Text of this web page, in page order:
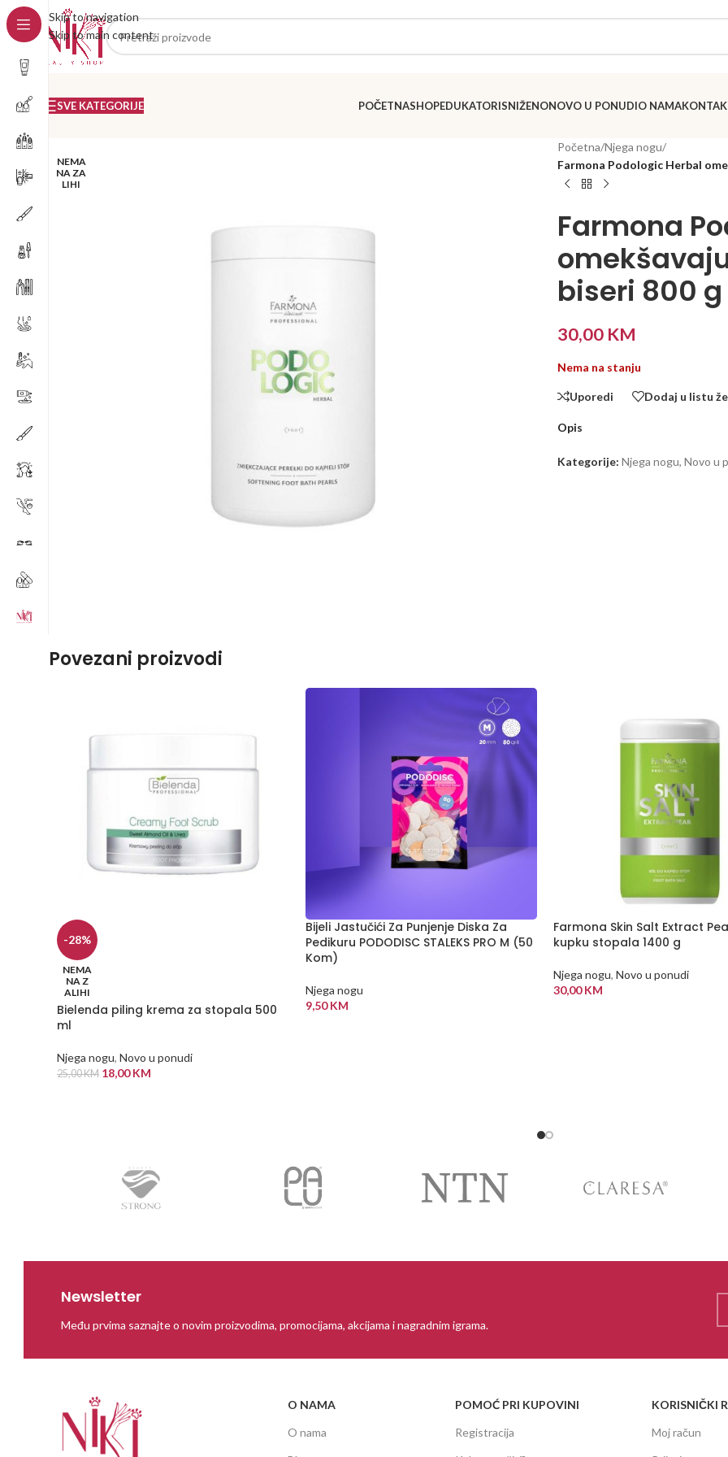
Skip to navigation
Skip to main content
SVE KATEGORIJE POČETNASHOPEDUKATORISNIŽENONOVO U PONUDIO NAMA
NEMA
NA ZA
LIHI
Početna/Njega nogu/
Farmona Podologic Herbal
Farmona
biseri 800 g
30,00 KM
Nema na stanju
Uporedi Dodaj u listu
Opis
Kategorije: Njega nogu, Novo u
Povezani proizvodi
-28%
NEMA
NA Z
ALIHI
Bielenda piling krema za stopala 500
ml
Njega nogu, Novo u ponudi
25,00KM 18,00KM
Bijeli Jastučići Za Punjenje Diska Za
Pedikuru PODODISC STALEKS PRO M (50
Kom)
Njega nogu
9,50KM
Farmona Skin Salt Extract
kupku stopala 1400 g
Njega nogu, Novo u ponudi
30,00KM
Newsletter
Među prvima saznajte o novim proizvodima, promocijama, akcijama i nagradnim igrama.
O NAMA
O nama
POMOĆ PRI KUPOVINI
Registracija
KORISNIČKI
Moj račun